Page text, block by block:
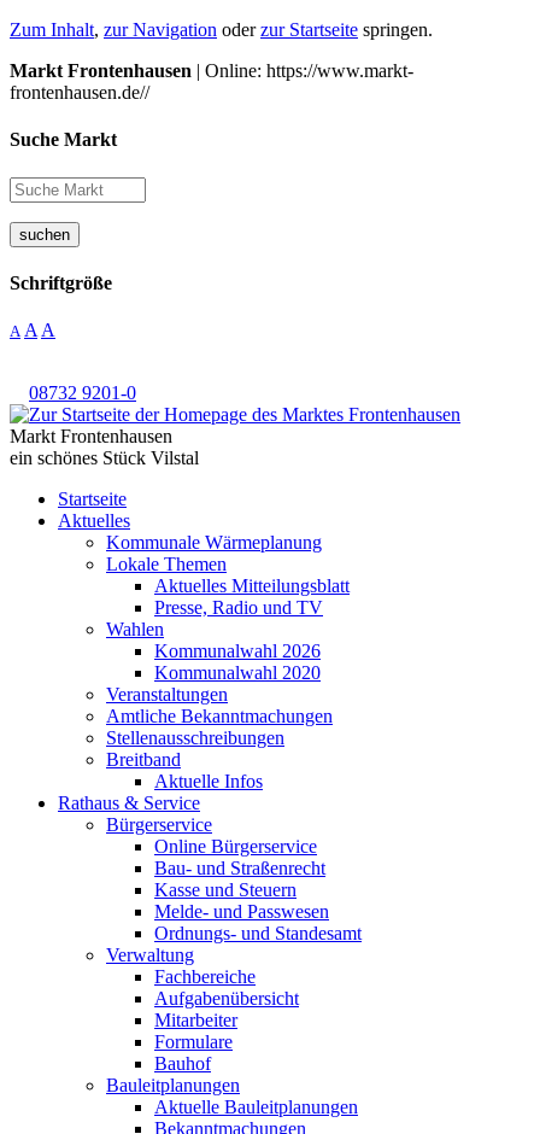
Zum Inhalt, zur Navigation oderzur Startseite springen.
Markt Frontenhausen | Online: https://www.markt-
frontenhausen.de//
Suche Markt
suchen
Schriftgröße
A A A
08732 9201-0
Markt Frontenhausen
ein schönes Stück Vilstal
Startseite
Aktuelles
Kommunale Wärmeplanung
Lokale Themen
Aktuelles Mitteilungsblatt
Presse, Radio und TV
Wahlen
Kommunalwahl 2026
Kommunalwahl 2020
Veranstaltungen
Amtliche Bekanntmachungen
Stellenausschreibungen
Breitband
Aktuelle Infos
Rathaus & Service
Bürgerservice
Online Bürgerservice
Bau- und Straßenrecht
Kasse und Steuern
Melde- und Passwesen
Ordnungs- und Standesamt
Verwaltung
Fachbereiche
Aufgabenübersicht
Mitarbeiter
Formulare
Bauhof
Bauleitplanungen
Aktuelle Bauleitplanungen
Bekanntmachungen